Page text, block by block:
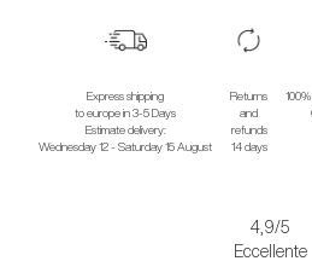
Express shipping
to europe in 3-5 Days
Estimate delivery:
Wednesday 12 - Saturday 15 August
Returns
and
refunds
14 days
4,9/5
Eccellente